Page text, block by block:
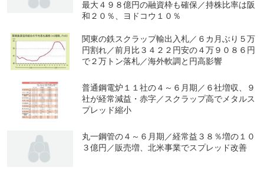
最大４９８億円の融資枠も確保／持株比率は阪
和２０％、ヨドコウ１０％
関東の鉄スクラップ輸出入札／６カ月ぶり５万
円割れ／前月比３４２２円安の４万９０８６円
で２万トン落札／海外軟調と円高影響
普通鋼電炉１１社の４～６月期／６社増収、９
社が経常減益・赤字／スクラップ高でメタルス
プレッド縮小
丸一鋼管の４～６月期／経常益３８％増の１０
３億円／販売増、北米事業でスプレッド改善